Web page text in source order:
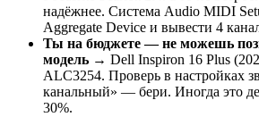
надёжнее. Система Audio MIDI
Aggregate Device и вывести 4
Ты на бюджете — не можешь
модель → Dell Inspiron 16 Plus
ALC3254. Проверь в настройках
канальный» — бери. Иногда это
30%.